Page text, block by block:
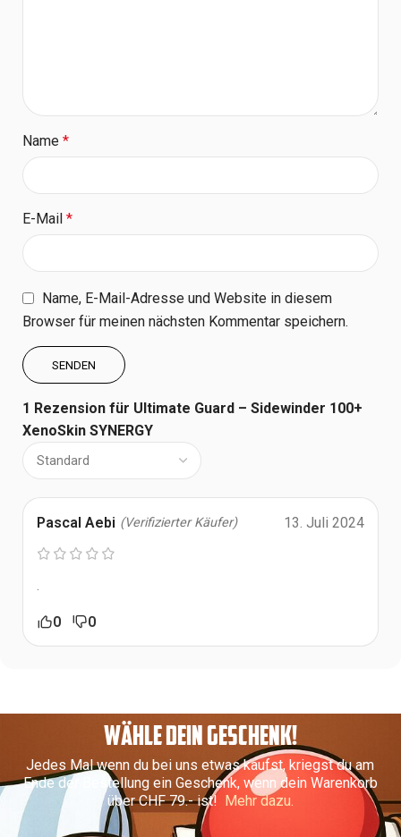
1 Rezension für Ultimate Guard – Sidewinder 100+
XenoSkin SYNERGY
Pascal Aebi (Verifizierter Käufer) 13. Juli 2024
.
0 0
Name *
E-Mail *
Name, E-Mail-Adresse und Website in diesem
Browser für meinen nächsten Kommentar speichern.
WÄHLE DEIN GESCHENK!
Jedes Mal wenn du bei uns etwas kaufst, kriegst du am
Ende der Bestellung ein Geschenk, wenn dein Warenkorb
über CHF 79.- ist! Mehr dazu.